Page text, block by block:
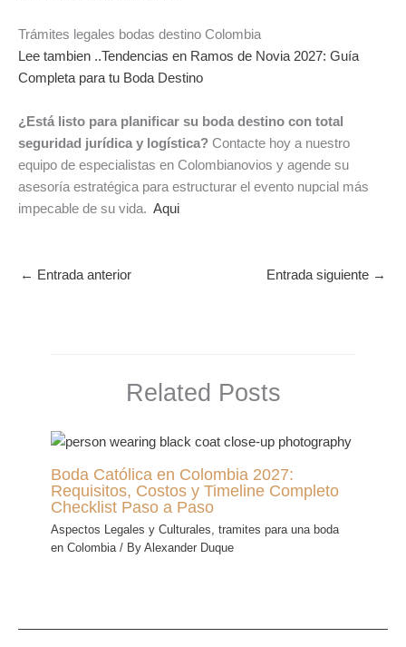
Trámites legales bodas destino Colombia
Lee tambien ..Tendencias en Ramos de Novia 2027: Guía
Completa para tu Boda Destino
¿Está listo para planificar su boda destino con total
seguridad jurídica y logística? Contacte hoy a nuestro
equipo de especialistas en Colombianovios y agende su
asesoría estratégica para estructurar el evento nupcial más
impecable de su vida. Aqui
← Entrada anterior Entrada siguiente →
Related Posts
Boda Católica en Colombia 2027:
Requisitos, Costos y Timeline Completo
Checklist Paso a Paso
Aspectos Legales y Culturales,tramites para una boda
en Colombia/ ByAlexander Duque